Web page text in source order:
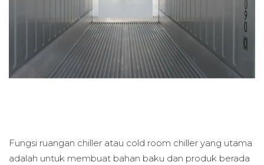
Fungsi ruangan chiller atau cold room chiller yang utama
adalah untuk membuat bahan baku dan produk berada